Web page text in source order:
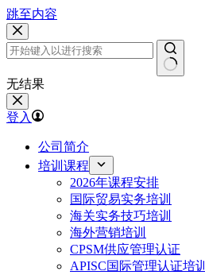
跳至内容
无结果
登入
公司简介
培训课程
2026年课程安排
国际贸易实务培训
海关实务技巧培训
海外营销培训
CPSM供应管理认证
APISC国际管理认证培训